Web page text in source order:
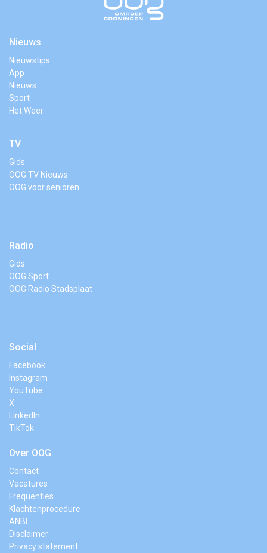
Nieuws
Nieuwstips
App
Nieuws
Sport
Het Weer
TV
Gids
OOG TV Nieuws
OOG voor senioren
Radio
Gids
OOG Sport
OOG Radio Stadsplaat
Social
Facebook
Instagram
YouTube
X
LinkedIn
TikTok
Over OOG
Contact
Vacatures
Frequenties
Klachtenprocedure
ANBI
Disclaimer
Privacy statement